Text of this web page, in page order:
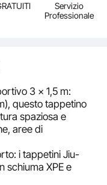
Servizio
Professionale
3 x 1,5 m:
questo tappetino
spaziosa e
aree di
i tappetini Jiu-
schiuma XPE e